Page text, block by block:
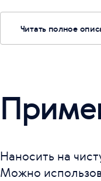
Читать полное
Наносить на
Можно